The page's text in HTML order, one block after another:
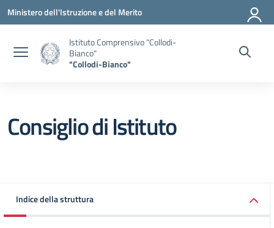
Vai ai contenuti
Vai al menu di navigazione
Vai al footer
Ministero dell'Istruzione e del Merito
Istituto Comprensivo "Collodi-
Bianco"
"Collodi-Bianco"
Consiglio di Istituto
Indice della struttura